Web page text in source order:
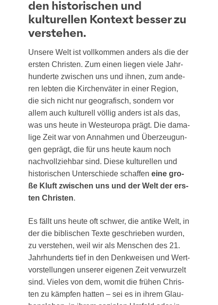
den historischen und
kulturellen Kontext besser zu
verstehen.
Unse­re Welt ist voll­kom­men anders als die der
ers­ten Chris­ten. Zum einen lie­gen vie­le Jahr­
hun­der­te zwi­schen uns und ihnen, zum ande­
ren leb­ten die Kir­chen­vä­ter in einer Regi­on,
die sich nicht nur geo­gra­fisch, son­dern vor
allem auch kul­tu­rell völ­lig anders ist als das,
was uns heu­te in West­eu­ro­pa prägt. Die dama­
li­ge Zeit war von Annah­men und Über­zeu­gun­
gen geprägt, die für uns heu­te kaum noch
nach­voll­zieh­bar sind. Die­se kul­tu­rel­len und
his­to­ri­schen Unter­schie­de schaf­fen eine gro­
ße Kluft zwi­schen uns und der Welt der ers­
ten Chris­ten.
Es fällt uns heu­te oft schwer, die anti­ke Welt, in
der die bibli­schen Tex­te geschrie­ben wur­den,
zu ver­ste­hen, weil wir als Men­schen des 21.
Jahr­hun­derts tief in den Denk­wei­sen und Wert­
vor­stel­lun­gen unse­rer eige­nen Zeit ver­wur­zelt
sind. Vie­les von dem, womit die frü­hen Chris­
ten zu kämp­fen hat­ten – sei es in ihrem Glau­